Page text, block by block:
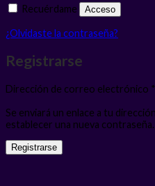
Recuérdame Acceso
¿Olvidaste la contraseña?
Registrarse
Dirección de correo electrónico *
Se enviará un enlace a tu
establecer una nueva contraseña.
Registrarse